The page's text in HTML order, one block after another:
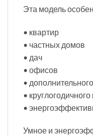
Эта модель
• квартир
• частных домов
• дач
• офисов
•
•
•
Умное и